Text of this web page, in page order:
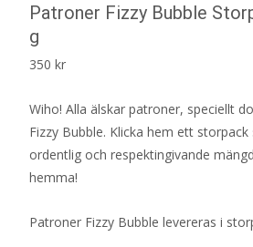
Patroner Fizzy Bubble
g
350 kr
Wiho! Alla älskar patroner, speciellt
Fizzy Bubble. Klicka hem ett storpack
ordentlig och respektingivande
hemma!
Patroner Fizzy Bubble levereras i